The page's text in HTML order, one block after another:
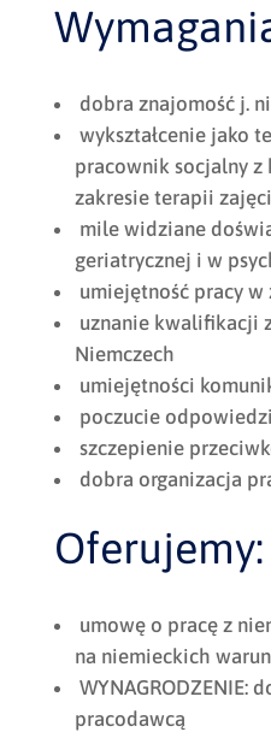
dobra znajomość j.
wykształcenie jako
pracownik socjalny
zakresie terapii
mile widziane
geriatrycznej i w
umiejętność pracy w
uznanie kwalifikacji
Niemczech
umiejętności
poczucie
szczepienie
dobra organizacja
Oferujemy:
umowę o pracę z
na niemieckich
WYNAGRODZENIE:
pracodawcą